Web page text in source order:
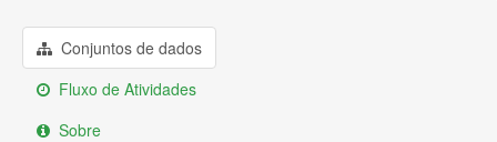
Sobre
Conjuntos de dados
Fluxo de Atividades
Sobre